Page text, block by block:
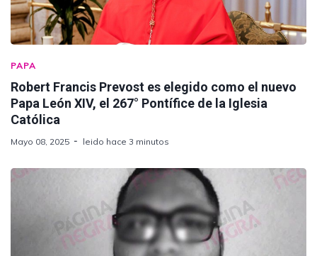
PAPA
Robert Francis Prevost es elegido como el nuevo
Papa León XIV, el 267° Pontífice de la Iglesia
Católica
Mayo 08, 2025 leido hace 3 minutos